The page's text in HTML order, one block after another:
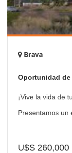
Brava
Oportunidad
Dormitorios en
¡Vive la vida de
Presentamos un
U$S 260,000